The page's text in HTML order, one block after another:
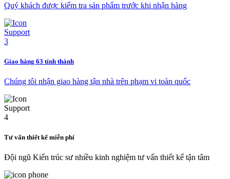
Quý khách được kiểm tra sản phẩm trước khi nhận hàng
Giao hàng 63 tỉnh thành
Chúng tôi nhận giao hàng tận nhà trên phạm vi toàn quốc
Tư vấn thiết kế miễn phí
Đội ngũ Kiến trúc sư nhiều kinh nghiệm tư vấn thiết kế tận tâm